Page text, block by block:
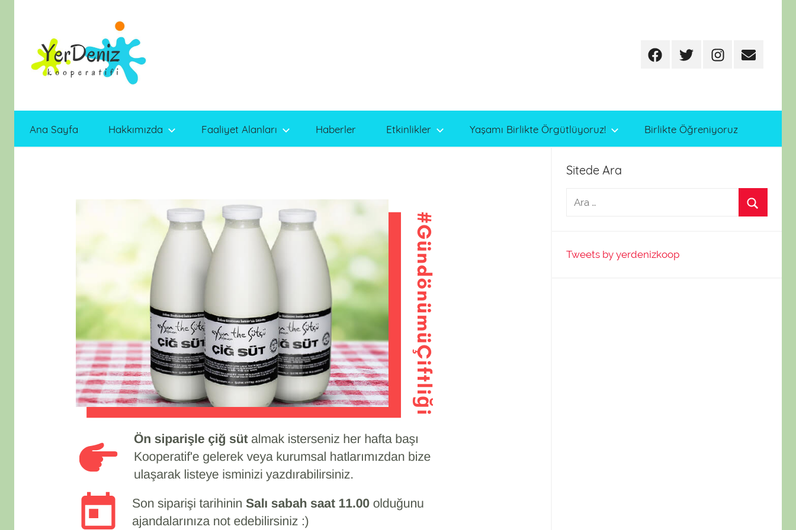
FacebookTwitterInstagram
E-
Ana Sayfa Hakkımızda Faaliyet Alanları Haberler Etkinlikler Yaşamı Birlikte Örgütlüyoruz! Birlikte Öğreniyoruz
Sitede Ara
Tweets by yerdenizkoop